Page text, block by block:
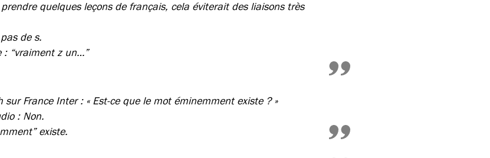
quelques leçons de français, cela éviterait des liaisons très
de s.
: “vraiment z un…”
France Inter : « Est-ce que le mot éminemment existe ? »
: Non.
existe.